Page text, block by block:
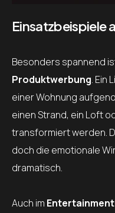
Einsatzbeispiele
Besonders spannend
Produktwerbung. Ein
einer Wohnung
einen Strand, ein Loft
transformiert werden.
doch die emotionale
dramatisch.
Auch im